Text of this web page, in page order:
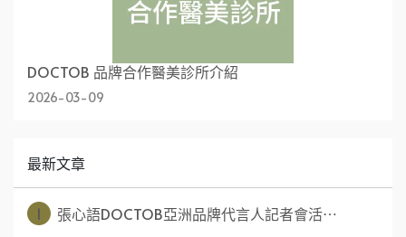
DOCTOB 品牌合作醫美診所介紹
2026-03-09
最新文章
1
張心語DOCTOB亞洲品牌代言人記者會活⋯